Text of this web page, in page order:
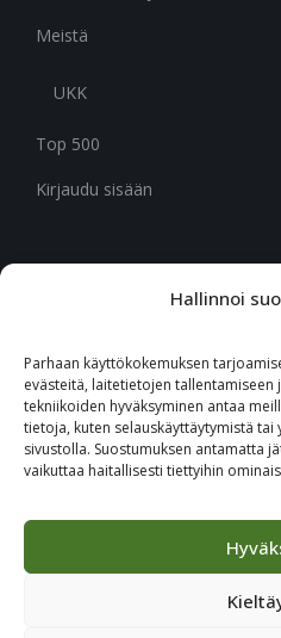
Hallinnoi
Parhaan käyttökokemuksen
evästeitä, laitetietojen tallentamiseen
tekniikoiden hyväksyminen antaa
tietoja, kuten selauskäyttäytymistä tai
sivustolla. Suostumuksen antamatta
vaikuttaa haitallisesti tiettyihin
Meistä
UKK
Top 500
Kirjaudu sisään
CITYMARK SUOMI
02330 Espoo
+46 651 760 400
Tilaa Citymark-uutiskirje